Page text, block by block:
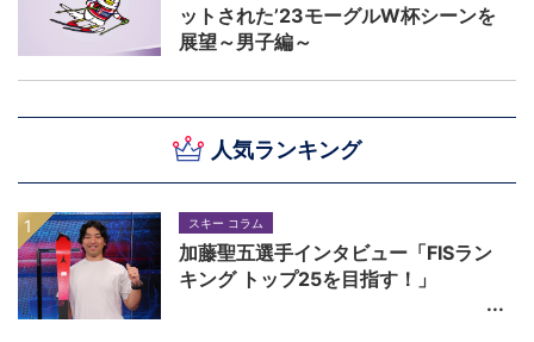
人気ランキング
スキー コラム
加藤聖五選手インタビュー「FISラン
キング トップ25を目指す！」
ットされた’23モーグルW杯シーンを
展望～男子編～